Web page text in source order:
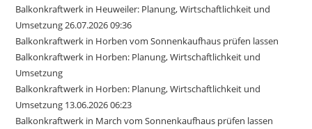
Balkonkraftwerk in Heuweiler: Planung, Wirtschaftlichkeit und
Umsetzung 26.07.2026 09:36
Balkonkraftwerk in Horben vom Sonnenkaufhaus prüfen lassen
Balkonkraftwerk in Horben: Planung, Wirtschaftlichkeit und
Umsetzung
Balkonkraftwerk in Horben: Planung, Wirtschaftlichkeit und
Umsetzung 13.06.2026 06:23
Balkonkraftwerk in March vom Sonnenkaufhaus prüfen lassen